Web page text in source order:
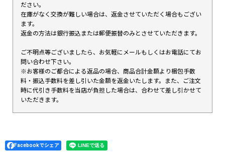
ださい。
在庫がなく交換が難しい場合は、返金させていただく場合もござい
ます。
返金の方法は銀行振込または郵便振替のみとさせていただきます。
ご不明点等ございましたら、お気軽にメールもしくはお電話にてお
問い合わせ下さい。
※お客様のご都合による返品の場合、商品合計金額より梱包手数
料・振込手数料を差し引いた金額を返金いたします。また、ご注文
時に代引き手数料を当店が負担した場合は、合わせて差し引かせて
いただきます。
Facebookでシェア